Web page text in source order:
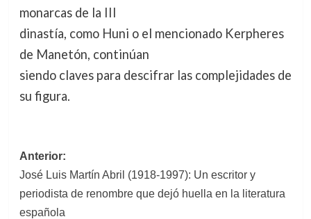
monarcas de la III
dinastía, como Huni o el mencionado Kerpheres
de Manetón, continúan
siendo claves para descifrar las complejidades de
su figura.
Navegación
de
entradas
Anterior:
José Luis Martín Abril (1918-1997): Un escritor y
periodista de renombre que dejó huella en la literatura
española